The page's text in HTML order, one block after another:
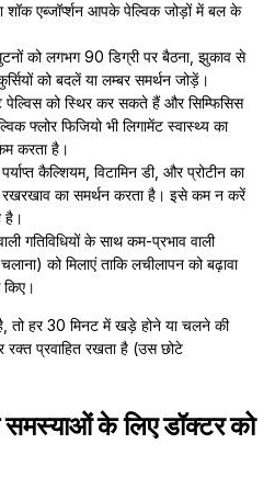
शॉक एब्जॉर्प्शन आपके पेल्विक जोड़ों में बल के
को लगभग 90 डिग्री पर बैठना, झुकाव से
को बदलें या लम्बर समर्थन जोड़ें।
पेल्विस को स्थिर कर सकते हैं और सिम्फिसिस
फ्लोर फिजियो भी लिगामेंट स्वास्थ्य का
करता है।
पर्याप्त कैल्शियम, विटामिन डी, और प्रोटीन का
का समर्थन करता है। इसे कम न करें
है।
गतिविधियों के साथ कम-प्रभाव वाली
को मिलाएं ताकि लचीलापन को बढ़ावा
तो हर 30 मिनट में खड़े होने या चलने की
प्रवाहित रखता है (उस छोटे
समस्याओं के लिए डॉक्टर को